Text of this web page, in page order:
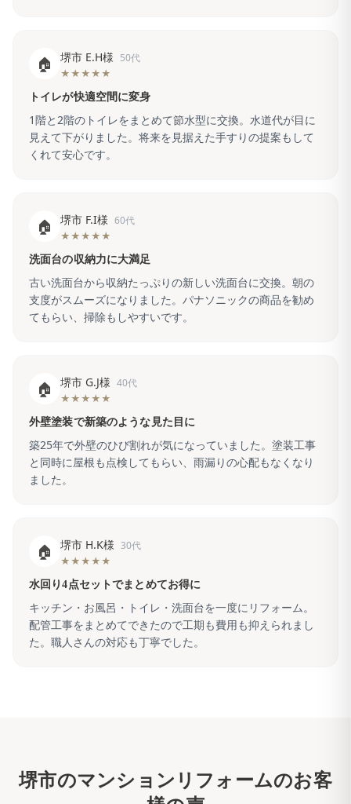
🏠 堺市 E.H様 50代
★★★★★
トイレが快適空間に変身
1階と2階のトイレをまとめて節水型に交換。水道代が目に
見えて下がりました。将来を見据えた手すりの提案もして
くれて安心です。
🏠 堺市 F.I様 60代
★★★★★
洗面台の収納力に大満足
古い洗面台から収納たっぷりの新しい洗面台に交換。朝の
支度がスムーズになりました。パナソニックの商品を勧め
てもらい、掃除もしやすいです。
🏠 堺市 G.J様 40代
★★★★★
外壁塗装で新築のような見た目に
築25年で外壁のひび割れが気になっていました。塗装工事
と同時に屋根も点検してもらい、雨漏りの心配もなくなり
ました。
🏠 堺市 H.K様 30代
★★★★★
水回り4点セットでまとめてお得に
キッチン・お風呂・トイレ・洗面台を一度にリフォーム。
配管工事をまとめてできたので工期も費用も抑えられまし
た。職人さんの対応も丁寧でした。
堺市のマンションリフォームのお客